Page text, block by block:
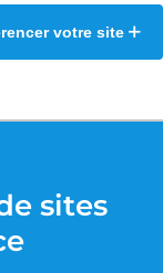
votre site
sites